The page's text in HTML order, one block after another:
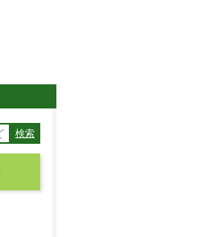
検索